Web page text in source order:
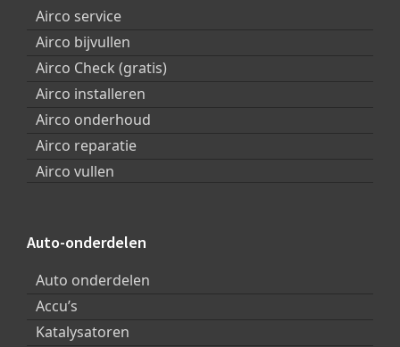
Airco service
Airco bijvullen
Airco Check (gratis)
Airco installeren
Airco onderhoud
Airco reparatie
Airco vullen
Auto-onderdelen
Auto onderdelen
Accu’s
Katalysatoren